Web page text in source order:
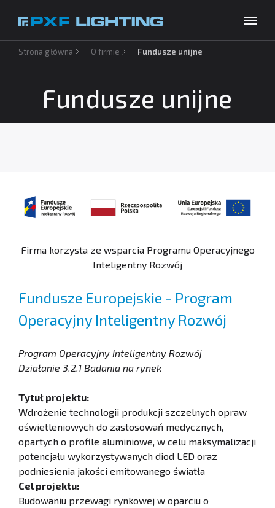
Produkty
Do pobrania
Wybierz swój język PL
Strona główna O firmie Fundusze unijne
Fundusze unijne
Firma korzysta ze wsparcia Programu Operacyjnego
Inteligentny Rozwój
Fundusze Europejskie - Program
Operacyjny Inteligentny Rozwój
Program Operacyjny Inteligentny Rozwój
Działanie 3.2.1 Badania na rynek
Tytuł projektu:
Wdrożenie technologii produkcji szczelnych opraw
oświetleniowych do zastosowań medycznych,
opartych o profile aluminiowe, w celu maksymalizacji
potencjału wykorzystywanych diod LED oraz
podniesienia jakości emitowanego światła
Cel projektu:
Budowaniu przewagi rynkowej w oparciu o